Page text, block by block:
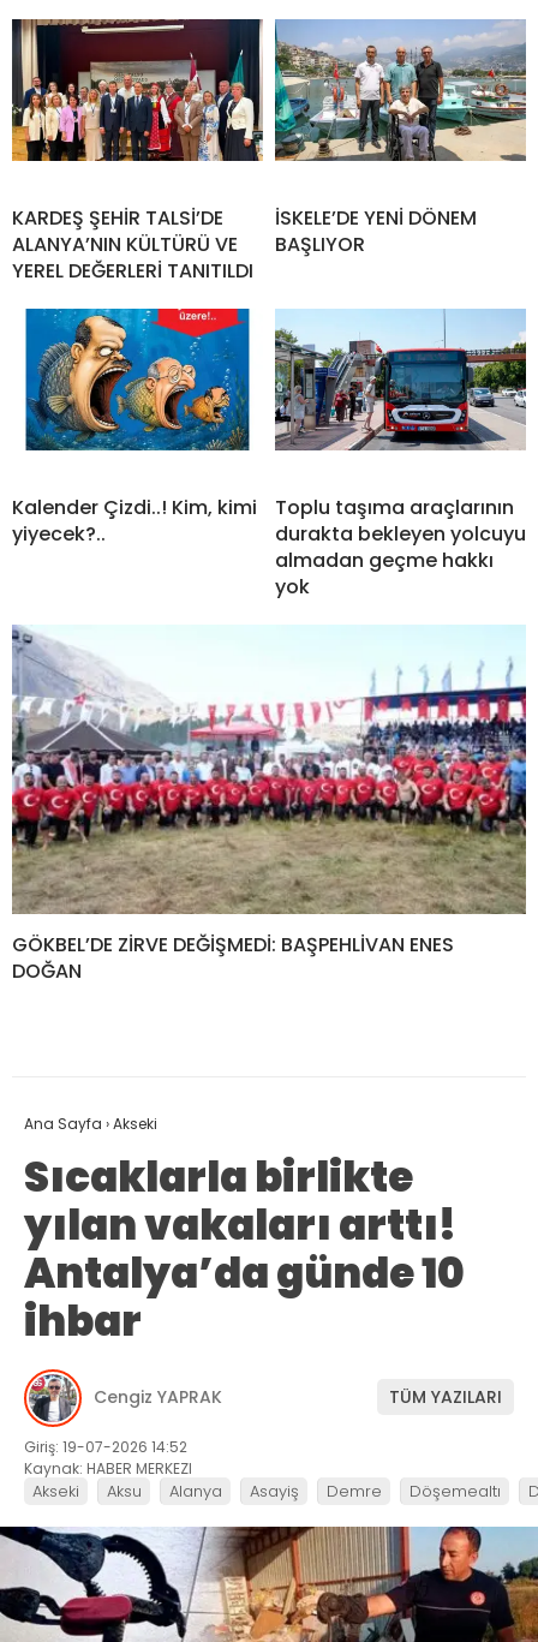
KARDEŞ ŞEHİR TALSİ’DE
ALANYA’NIN KÜLTÜRÜ VE
YEREL DEĞERLERİ TANITILDI
İSKELE’DE YENİ DÖNEM
BAŞLIYOR
Kalender Çizdi..! Kim, kimi
yiyecek?..
Toplu taşıma araçlarının
durakta bekleyen yolcuyu
almadan geçme hakkı
yok
GÖKBEL’DE ZİRVE DEĞİŞMEDİ: BAŞPEHLİVAN ENES
DOĞAN
Ana Sayfa ›Akseki
Sıcaklarla birlikte
yılan vakaları arttı!
Antalya’da günde 10
ihbar
Cengiz YAPRAK TÜM YAZILARI
Giriş: 19-07-2026 14:52
Kaynak: HABER MERKEZI
Akseki Aksu Alanya Asayiş Demre Döşemealtı